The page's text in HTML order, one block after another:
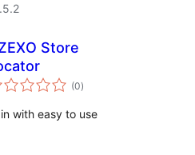
Store
(0totale
vurderinger
)
with easy to use